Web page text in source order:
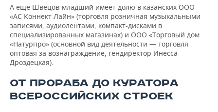
А еще Швецов-младший имеет долю в казанских ООО
«АС Коннект Лайн» (торговля розничная музыкальными
записями, аудиолентами, компакт-дисками в
специализированных магазинах) и ООО «Торговый дом
«Натурпро» (основной вид деятельности — торговля
оптовая за вознаграждение, гендиректор Инесса
Дроздецкая).
ОТ ПРОРАБА ДО КУРАТОРА
ВСЕРОССИЙСКИХ СТРОЕК